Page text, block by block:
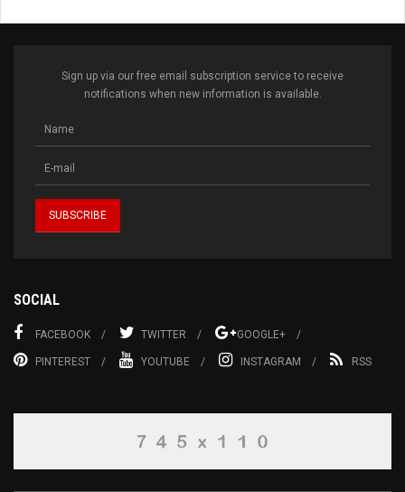
Sign up via our free email subscription service to receive
notifications when new information is available.
SOCIAL
FACEBOOK TWITTER GOOGLE+
PINTEREST YOUTUBE INSTAGRAM RSS